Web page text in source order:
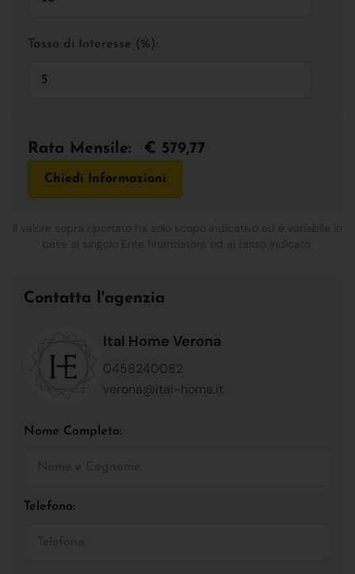
Tasso di Interesse (%):
Rata Mensile: € 579,77
Chiedi Informazioni
Contatta l'agenzia
Ital Home Verona
0458240082
verona@ital-home.it
Nome Completo:
Telefono: